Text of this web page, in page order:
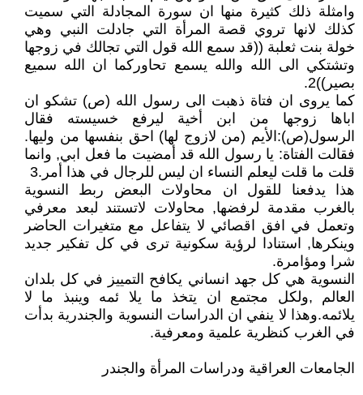
وامثلة ذلك كثيرة منها ان سورة المجادلة التي سميت
كذلك لانها تروي قصة المرأة التي جادلت النبي وهي
خولة بنت ثعلبة ((قد سمع الله قول التي تجالك في زوجها
وتشتكي الى الله والله يسمع تحاوركما ان الله سميع
بصير))2.
كما يروى ان فتاة ذهبت الى رسول الله (ص) تشكو ان
اباها زوجها من ابن أخية ليرفع خسيسته فقال
الرسول(ص):الأيم (من لازوج لها) احق بنفسها من وليها.
فقالت الفتاة: يا رسول الله قد أمضيت ما فعل ابي, وانما
قلت ما قلت ليعلم النساء ان ليس للرجال في هذا أمر.3
هذا يدفعنا للقول ان محاولات البعض ربط النسوية
بالغرب مقدمة لرفضها, محاولات لاتستند لبعد معرفي
وتعمل في افق اقصائي لا يتفاعل مع متغيرات الحاضر
وينكرها, استنادا لرؤية سكونية ترى في كل تفكير جديد
شرا ومؤامرة.
النسوية هي كل جهد انساني يكافح التمييز في كل بلدان
العالم ,ولكل مجتمع ان يتخذ ما يلا ئمه وينبذ ما لا
يلائمه.وهذا لا ينفي ان الدراسات النسوية والجندرية بدأت
في الغرب كنظرية علمية ومعرفية.
الجامعات العراقية ودراسات المرأة والجندر